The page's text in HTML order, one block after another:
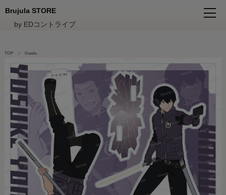
Brujula STORE
by EDコントライブ
TOP Goods